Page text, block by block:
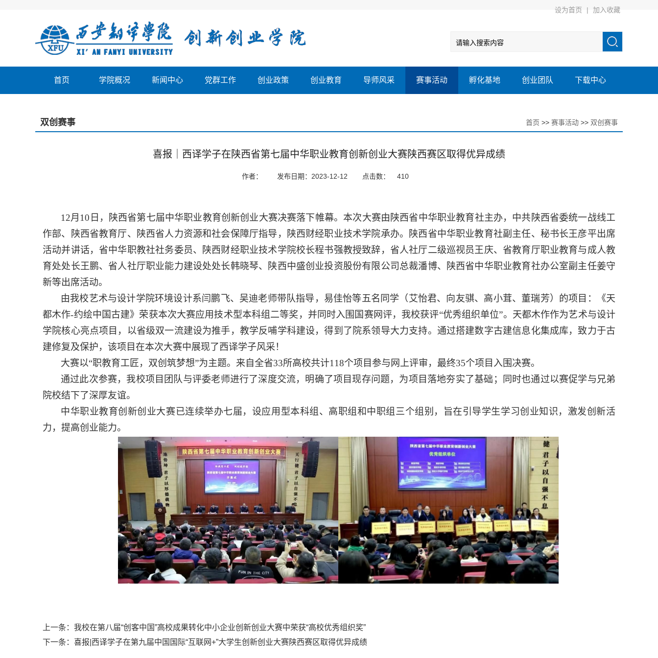
设为首页 | 加入收藏
首页 学院概况 新闻中心 党群工作 创业政策 创业教育 导师风采 赛事活动 孵化基地 创业团队 下载中心
双创赛事 首页 >> 赛事活动 >> 双创赛事
喜报｜西译学子在陕西省第七届中华职业教育创新创业大赛陕西赛区取得优异成绩
作者： 发布日期：2023-12-12 点击数： 410
12月10日，陕西省第七届中华职业教育创新创业大赛决赛落下帷幕。本次大赛由陕西省中华职业教育社主办，中共陕西省委统一战线工
作部、陕西省教育厅、陕西省人力资源和社会保障厅指导，陕西财经职业技术学院承办。陕西省中华职业教育社副主任、秘书长王彦平出席
活动并讲话，省中华职教社社务委员、陕西财经职业技术学院校长程书强教授致辞，省人社厅二级巡视员王庆、省教育厅职业教育与成人教
育处处长王鹏、省人社厅职业能力建设处处长韩晓琴、陕西中盛创业投资股份有限公司总裁潘博、陕西省中华职业教育社办公室副主任姜守
新等出席活动。
由我校艺术与设计学院环境设计系闫鹏飞、吴迪老师带队指导，易佳怡等五名同学（艾怡君、向友骐、高小茸、董瑞芳）的项目：《天
都木作-约绘中国古建》荣获本次大赛应用技术型本科组二等奖，并同时入围国赛网评，我校获评“优秀组织单位”。天都木作作为艺术与设计
学院核心亮点项目，以省级双一流建设为推手，教学反哺学科建设，得到了院系领导大力支持。通过搭建数字古建信息化集成库，致力于古
建修复及保护，该项目在本次大赛中展现了西译学子风采！
大赛以“职教育工匠，双创筑梦想”为主题。来自全省33所高校共计118个项目参与网上评审，最终35个项目入围决赛。
通过此次参赛，我校项目团队与评委老师进行了深度交流，明确了项目现存问题，为项目落地夯实了基础；同时也通过以赛促学与兄弟
院校结下了深厚友谊。
中华职业教育创新创业大赛已连续举办七届，设应用型本科组、高职组和中职组三个组别，旨在引导学生学习创业知识，激发创新活
力，提高创业能力。
上一条： 我校在第八届“创客中国”高校成果转化中小企业创新创业大赛中荣获“高校优秀组织奖”
下一条： 喜报|西译学子在第九届中国国际“互联网+”大学生创新创业大赛陕西赛区取得优异成绩